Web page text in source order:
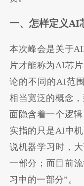
一、怎样定义AI
本次峰会是关于
片才能称为AI芯
论的不同的AI范
相当宽泛的概念
面隐含着一个逻
实指的只是AI中
说机器学习时，
一部分；而目前
习中的一部分”。